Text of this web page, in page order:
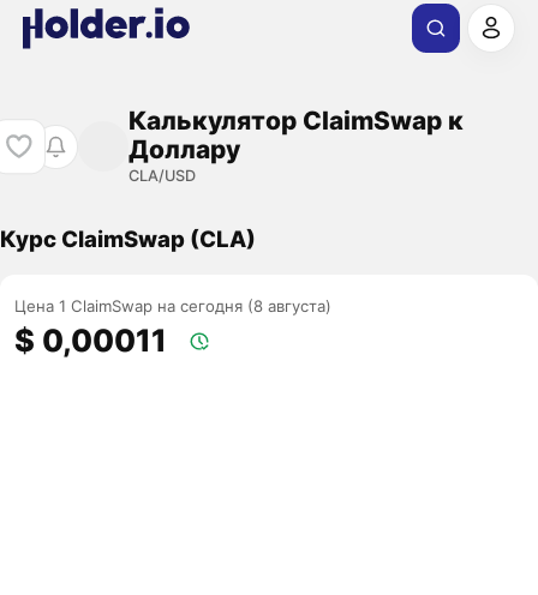
Калькулятор ClaimSwap к
Доллару
CLA/USD
Курс ClaimSwap (CLA)
Цена 1 ClaimSwap на сегодня (8 августа)
$ 0,00011